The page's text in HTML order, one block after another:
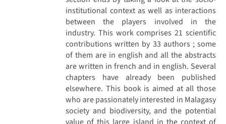
institutional context as well as interactions
between the players involved in the
industry. This work comprises 21 scientific
contributions written by 33 authors ; some
of them are in english and all the abstracts
are written in french and in english. Several
chapters have already been published
elsewhere. This book is aimed at all those
who are passionately interested in Malagasy
society and biodiversity, and the potential